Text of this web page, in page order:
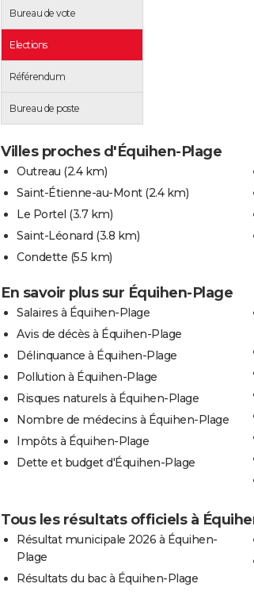
Bureau de vote
Elections
Référendum
Bureau de poste
Villes proches d'Équihen-Plage
Outreau (2.4 km)
Saint-Étienne-au-Mont (2.4 km)
Le Portel (3.7 km)
Saint-Léonard (3.8 km)
Condette (5.5 km)
En savoir plus sur Équihen-Plage
Salaires à Équihen-Plage
Avis de décès à Équihen-Plage
Délinquance à Équihen-Plage
Pollution à Équihen-Plage
Risques naturels à Équihen-Plage
Nombre de médecins à Équihen-Plage
Impôts à Équihen-Plage
Dette et budget d'Équihen-Plage
Tous les résultats officiels à
Résultat municipale 2026 à Équihen-
Plage
Résultats du bac à Équihen-Plage